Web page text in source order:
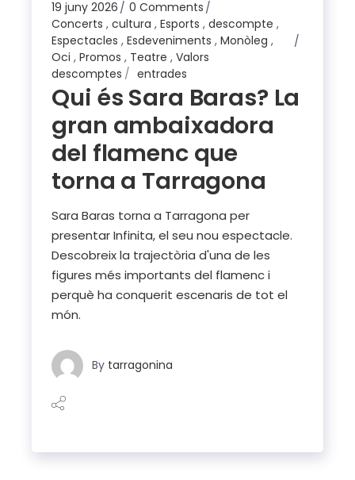
19 juny 2026
0 Comments
Concerts ,cultura ,Esports ,descompte ,
Espectacles ,Esdeveniments ,Monòleg ,
Oci ,Promos , Teatre ,Valors
descomptes
entrades
Qui és Sara Baras? La
gran ambaixadora
del flamenc que
torna a Tarragona
Sara Baras torna a Tarragona per
presentar Infinita, el seu nou espectacle.
Descobreix la trajectòria d'una de les
figures més importants del flamenc i
perquè ha conquerit escenaris de tot el
món.
By tarragonina